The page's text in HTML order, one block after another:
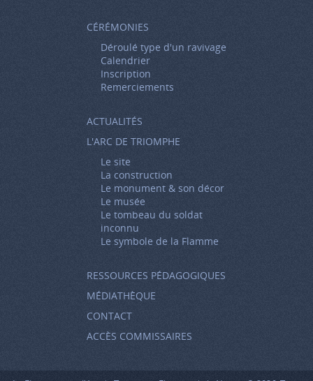
CÉRÉMONIES
Déroulé type d'un ravivage
Calendrier
Inscription
Remerciements
ACTUALITÉS
L'ARC DE TRIOMPHE
Le site
La construction
Le monument & son décor
Le musée
Le tombeau du soldat
inconnu
Le symbole de la Flamme
RESSOURCES PÉDAGOGIQUES
MÉDIATHÈQUE
CONTACT
ACCÈS COMMISSAIRES